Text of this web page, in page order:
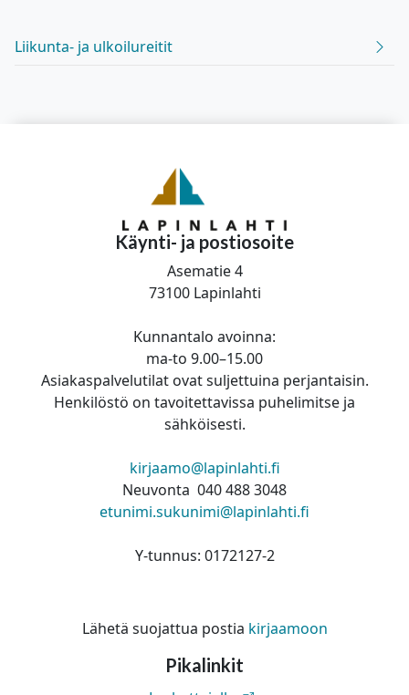
Liikunta- ja ulkoilureitit
Käynti- ja postiosoite
Asematie 4
73100 Lapinlahti
Kunnantalo avoinna:
ma-to 9.00–15.00
Asiakaspalvelutilat ovat suljettuina perjantaisin.
Henkilöstö on tavoitettavissa puhelimitse ja
sähköisesti.
kirjaamo@lapinlahti.fi
Neuvonta 040 488 3048
etunimi.sukunimi@lapinlahti.fi
Y-tunnus: 0172127-2
Lähetä suojattua postia kirjaamoon
Pikalinkit